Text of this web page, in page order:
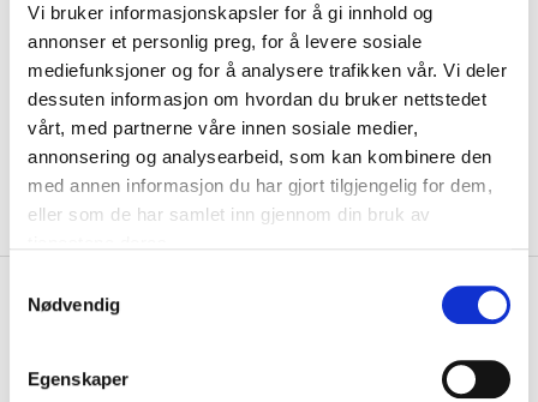
Vi bruker informasjonskapsler for å gi innhold og
annonser et personlig preg, for å levere sosiale
mediefunksjoner og for å analysere trafikken vår. Vi deler
dessuten informasjon om hvordan du bruker nettstedet
vårt, med partnerne våre innen sosiale medier,
annonsering og analysearbeid, som kan kombinere den
med annen informasjon du har gjort tilgjengelig for dem,
eller som de har samlet inn gjennom din bruk av
Nødvendig
Egenskaper
SKØYTESLIP
LEGG I HANDLEKURV KLIKK & HENT
Velg Størrelse
På lager
Gratis frakt på bestillinger over 1300,-.
Leveringstiden forlenges dersom produkter personaliseres.
Produkter med trykk kan ikke byttes eller returneres.
PRODUKTBESKRIVELSE +